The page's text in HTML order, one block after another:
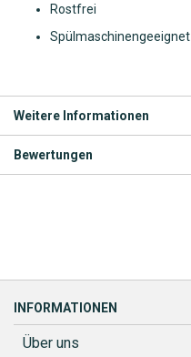
Rostfrei
Spülmaschinengeeignet
Weitere Informationen
Bewertungen
INFORMATIONEN
Über uns